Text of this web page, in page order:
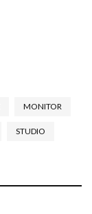
MONITOR
STUDIO